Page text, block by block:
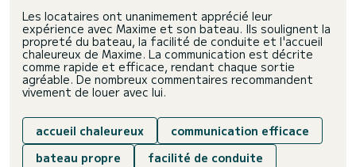
Les locataires ont unanimement apprécié leur
expérience avec Maxime et son bateau. Ils soulignent la
propreté du bateau, la facilité de conduite et l'accueil
chaleureux de Maxime. La communication est décrite
comme rapide et efficace, rendant chaque sortie
agréable. De nombreux commentaires recommandent
vivement de louer avec lui.
accueil chaleureux
communication efficace
bateau propre
facilité de conduite